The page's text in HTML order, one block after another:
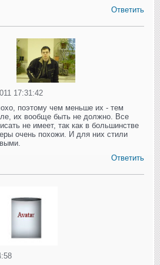
Ответить
17:31:42
поэтому чем меньше их - тем
их вообще быть не должно. Все
не имеет, так как в большинстве
очень похожи. И для них стили
Ответить